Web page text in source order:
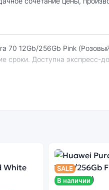
Доступна экспресс-
SALE
В наличии